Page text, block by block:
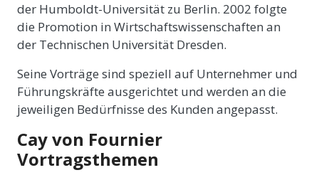
der Humboldt-Universität zu Berlin. 2002 folgte
die Promotion in Wirtschaftswissenschaften an
der Technischen Universität Dresden.
Seine Vorträge sind speziell auf Unternehmer und
Führungskräfte ausgerichtet und werden an die
jeweiligen Bedürfnisse des Kunden angepasst.
Cay von Fournier
Vortragsthemen